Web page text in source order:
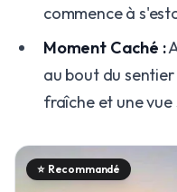
commence à
Moment Caché :
au bout du
fraîche et une vue
⭐ Recommandé